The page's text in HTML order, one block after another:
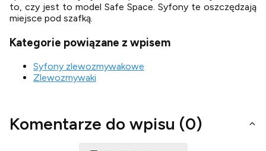
to, czy jest to model Safe Space. Syfony te oszczędzają
miejsce pod szafką.
Kategorie powiązane z wpisem
Syfony zlewozmywakowe
Zlewozmywaki
Komentarze do wpisu (0)